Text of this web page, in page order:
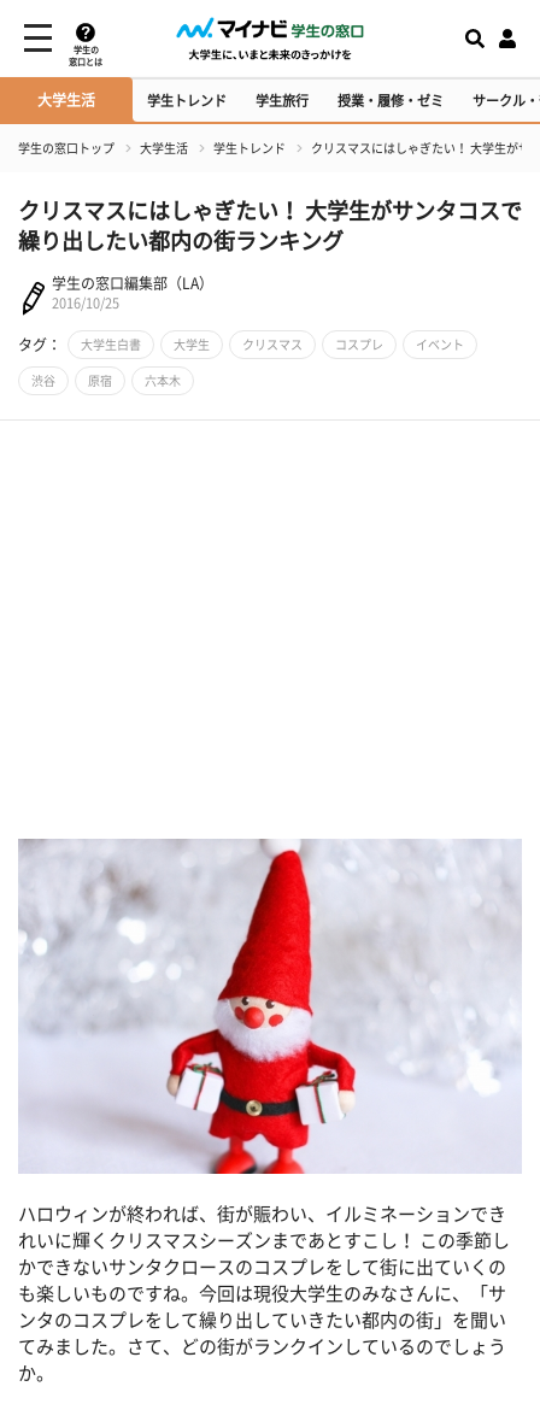
学生の
窓口とは
大学生活 学生トレンド 学生旅行 授業・履修・ゼミ サークル
学生の窓口トップ 大学生活 学生トレンド クリスマスにはしゃぎたい！ 大学生がサ
クリスマスにはしゃぎたい！ 大学生がサンタコスで
繰り出したい都内の街ランキング
学生の窓口編集部（LA）
2016/10/25
タグ： 大学生白書 大学生 クリスマス コスプレ イベント
渋谷 原宿 六本木
ハロウィンが終われば、街が賑わい、イルミネーションでき
れいに輝くクリスマスシーズンまであとすこし！ この季節し
かできないサンタクロースのコスプレをして街に出ていくの
も楽しいものですね。今回は現役大学生のみなさんに、「サ
ンタのコスプレをして繰り出していきたい都内の街」を聞い
てみました。さて、どの街がランクインしているのでしょう
か。